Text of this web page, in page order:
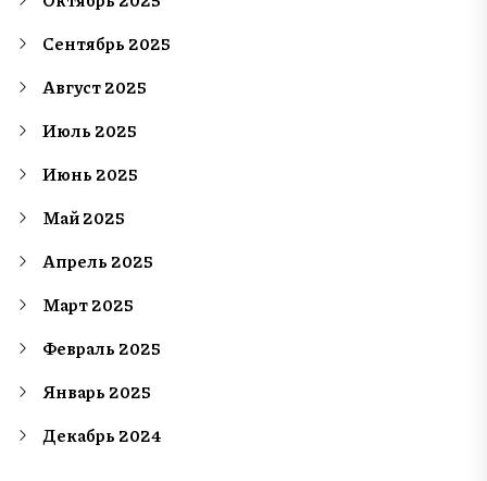
Сентябрь 2025
Август 2025
Июль 2025
Июнь 2025
Май 2025
Апрель 2025
Март 2025
Февраль 2025
Январь 2025
Декабрь 2024